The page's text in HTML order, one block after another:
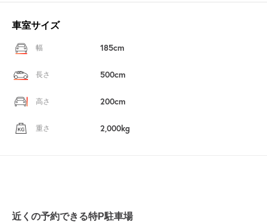
車室サイズ
幅 185cm
長さ 500cm
高さ 200cm
重さ 2,000kg
近くの予約できる特P駐車場